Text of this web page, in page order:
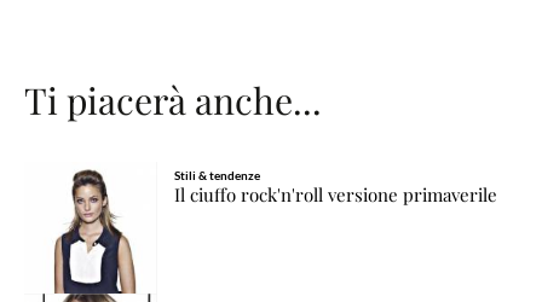
Ti piacerà anche...
Stili & tendenze
Il ciuffo rock'n'roll versione primaverile